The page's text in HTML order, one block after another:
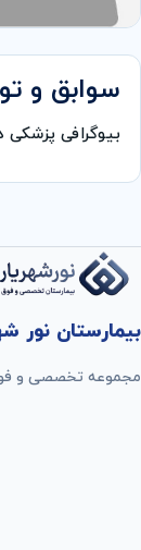
سوابق و
بیوگرافی
بیمارستان نور
مجموعه تخصصی و